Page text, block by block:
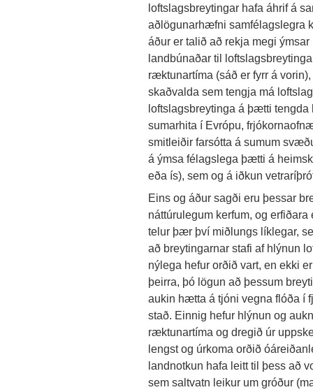
loftslagsbreytingar hafa áhrif á
aðlögunarhæfni samfélagslegra
áður er talið að rekja megi
landbúnaðar til
ræktunartíma (sáð er fyrr á
skaðvalda sem tengja má
loftslagsbreytinga á þætti
sumarhita í Evrópu,
smitleiðir farsótta á sumum
á ýmsa félagslega þætti á
eða ís), sem og á iðkun
Eins og áður sagði eru þessar
náttúrulegum kerfum, og
telur þær því miðlungs líklegar,
að breytingarnar stafi af hlýnun
nýlega hefur orðið vart, en ekki
þeirra, þó lögun að þessum
aukin hætta á tjóni vegna flóða í
stað. Einnig hefur hlýnun og
ræktunartíma og dregið úr
lengst og úrkoma orðið
landnotkun hafa leitt til þess að
sem saltvatn leikur um gróður